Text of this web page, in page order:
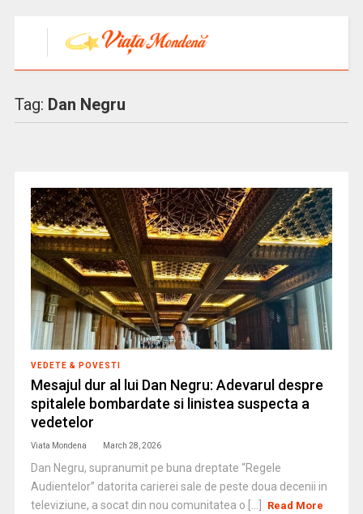
Tag: Dan Negru
VEDETE & POVESTI
Mesajul dur al lui Dan Negru: Adevarul despre
spitalele bombardate si linistea suspecta a
vedetelor
Viata Mondena March 28, 2026
Dan Negru, supranumit pe buna dreptate “Regele
Audientelor” datorita carierei sale de peste doua decenii in
televiziune, a socat din nou comunitatea o [...]
Read More